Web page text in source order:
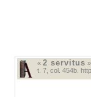
« 2 servitus
t. 7, col. 454b.